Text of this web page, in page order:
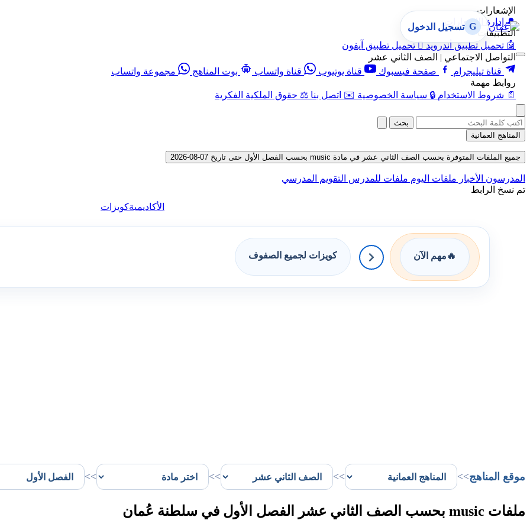
الإشعارات
🔔 إدارة الإشعارات
التطبيقات
🤖 تحميل تطبيق أندرويد  تحميل تطبيق آيفون
التواصل الاجتماعي | الصف الثاني عشر
قناة تيليجرام
صفحة فيسبوك قناة يوتيوب قناة واتساب بوت المناهج
مجموعة واتساب
روابط مهمة
📄 شروط الاستخدام 🔒 سياسة الخصوصية ✉️ اتصل بنا ⚖️ حقوق الملكية الفكرية
G تسجيل الدخول
بحث
المناهج العمانية
جميع الملفات المتوفرة بحسب الصف الثاني عشر في مادة music بحسب الفصل الأول حتى تاريخ 07-08-2026
المدرسون الأخبار ملفات اليوم ملفات للمدرس التقويم المدرسي
تم نسخ الرابط
الأكاديميةكويزات
🔥 مهم الآن كويزات لجميع الصفوف
موقع المناهج>>
>>
>>
>>
ملفات music بحسب الصف الثاني عشر الفصل الأول في سلطنة عُمان